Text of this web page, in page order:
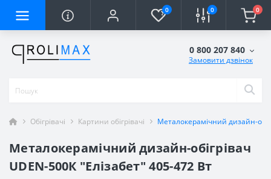
0 0 0
0 800 207 840
Замовити дзвінок
Обігрівачі Картини обігрівачі Металокерамічний дизайн-
Металокерамічний дизайн-обігрівач
UDEN-500К "Елізабет" 405-472 Вт